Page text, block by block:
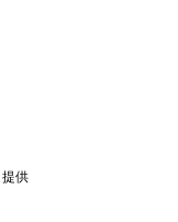
提供